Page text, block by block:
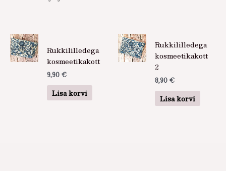
Rukkililledega
kosmeetikakott
9,90 €
Lisa korvi
Rukkililledega
kosmeetikakott
2
8,90 €
Lisa korvi